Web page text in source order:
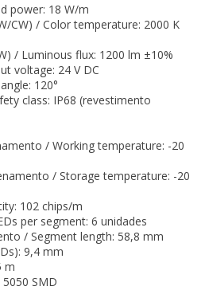
power: 18 W/m
CW) / Color temperature: 2000 K
/ Luminous flux: 1200 lm ±10%
voltage: 24 V DC
120°
class: IP68 (revestimento
/ Working temperature: -20
/ Storage temperature: -20
102 chips/m
per segment: 6 unidades
/ Segment length: 58,8 mm
9,4 mm
m
SMD